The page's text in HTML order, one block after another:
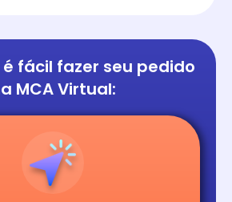
fácil fazer seu pedido
MCA Virtual: